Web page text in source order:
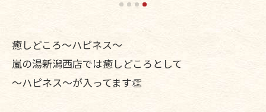
癒しどころ〜ハピネス〜
嵐の湯新潟西店では癒しどころとして
〜ハピネス〜が入ってます👏